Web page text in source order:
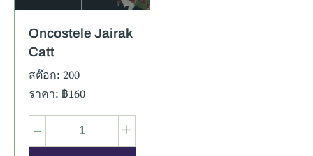
Oncostele Jairak
Catt
สต๊อก: 200
ราคา: ฿160
– +